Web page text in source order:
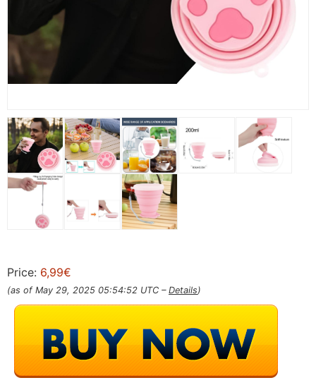
Price: 6,99€
(as of May 29, 2025 05:54:52 UTC – Details)